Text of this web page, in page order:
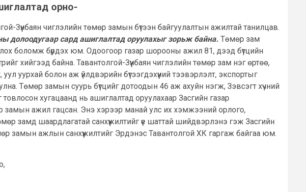
орно-
Зүүнбаян чиглэлийн төмөр замын бүтээн байгуулалтын ажилтай танилцав.
долоодугаар сард ашиглалтад оруулахыг зорьж байна. Төмөр зам
боломж бүрдэх юм. Одоогоор газар шорооны ажил 81, дээд бүтцийн
хийгээд байна. Тавантолгой-Зүүнбаян чиглэлийн төмөр зам нэг өртөө,
уурхай болон аж үйлдвэрийн бүтээгдэхүүний тээвэрлэлт, экспортыг
Төмөр замын суурь бүтцийг дотоодын 46 аж ахуйн нэгж, Зэвсэгт хүчний
хугацаанд нь ашиглалтад оруулахаар Засгийн газар
замын ажил гацсан. Энэ хэрээр манай улс их хэмжээний орлого,
замд шаардлагатай санхүүжилтийг үе шаттай шийдвэрлэнэ гэж Засгийн
замын ажлын санхүүжилтийг Эрдэнэс Тавантолгой ХК гаргаж байгаа юм.